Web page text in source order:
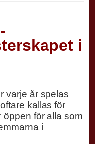
i
varje år spelas
kallas för
öppen för alla som
i